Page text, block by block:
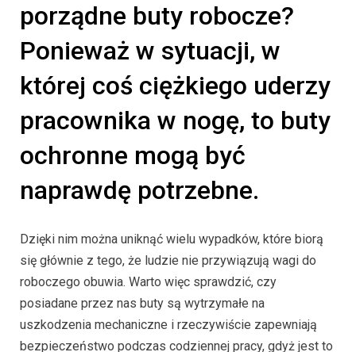
porządne buty robocze?
Ponieważ w sytuacji, w
której coś ciężkiego uderzy
pracownika w nogę, to buty
ochronne mogą być
naprawdę potrzebne.
Dzięki nim można uniknąć wielu wypadków, które biorą
się głównie z tego, że ludzie nie przywiązują wagi do
roboczego obuwia. Warto więc sprawdzić, czy
posiadane przez nas buty są wytrzymałe na
uszkodzenia mechaniczne i rzeczywiście zapewniają
bezpieczeństwo podczas codziennej pracy, gdyż jest to